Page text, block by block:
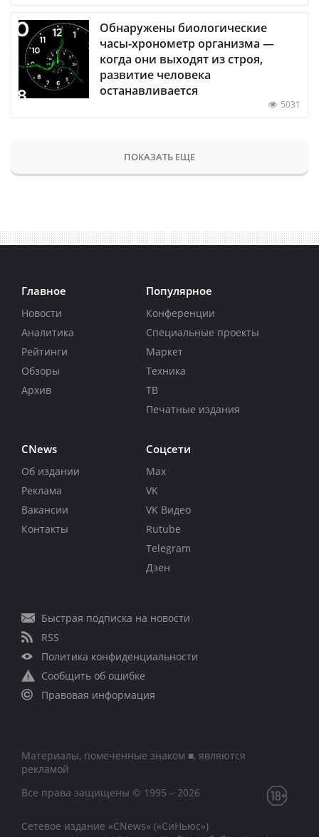
Обнаружены биологические
часы-хронометр организма —
когда они выходят из строя,
развитие человека
останавливается
5031
ПОКАЗАТЬ ЕЩЕ
Главное
Новости
Аналитика
Рейтинги
Обзоры
Архив
Популярное
Конференции
Специальные проекты
Маркет
Техника
ТВ
Печатные издания
CNews
Об издании
Реклама
Вакансии
Контакты
Соцсети
Max
VK
VK Видео
Rutube
Telegram
Дзен
Быстрая подписка на новости
RSS
Политика конфиденциальности
Сообщить об ошибке
Правовая информация
Материалы, помеченные знаком ■, являются
рекламой
Все права защищены © 1995 – 2026
Сетевое издание «CNews» («СиНьюс»)